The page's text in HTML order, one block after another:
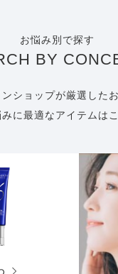
お悩み別で探す
BY
ショップが厳選した
に最適なアイテムは